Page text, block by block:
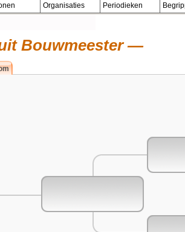
Organisaties Periodieken
Bouwmeester